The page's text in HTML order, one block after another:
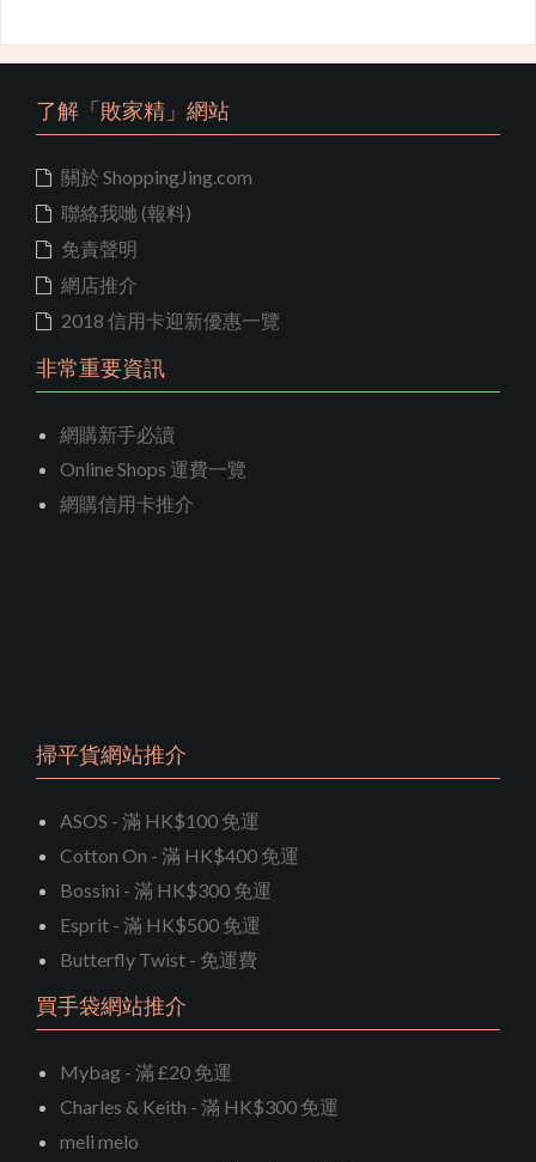
了解「敗家精」網站
關於 ShoppingJing.com
聯絡我哋 (報料)
免責聲明
網店推介
2018 信用卡迎新優惠一覽
非常重要資訊
網購新手必讀
Online Shops 運費一覽
網購信用卡推介
掃平貨網站推介
ASOS - 滿 HK$100 免運
Cotton On - 滿 HK$400 免運
Bossini - 滿 HK$300 免運
Esprit - 滿 HK$500 免運
Butterfly Twist - 免運費
買手袋網站推介
Mybag - 滿 £20 免運
Charles & Keith - 滿 HK$300 免運
meli melo